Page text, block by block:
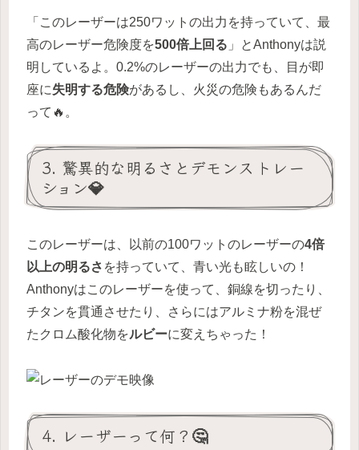
「このレーザーは250ワットの出力を持っていて、最
高のレーザー危険度を500倍上回る 」とAnthonyは説
明しているよ。0.2%のレーザーの出力でも、目が即
座に失明する危険があるし、火災の危険もあるんだ
って🔥。
3. 驚異的な明るさとデモンストレー
ション💎
このレーザーは、以前の100ワットのレーザーの4倍
以上の明るさ を持っていて、青い光も眩しいの！
Anthonyはこのレーザーを使って、銅線を切ったり、
チタンを貫通させたり、さらにはアルミナ粉を混ぜ
たクロム酸化物をルビーに変えちゃった！
4. レーザーって何？🤔